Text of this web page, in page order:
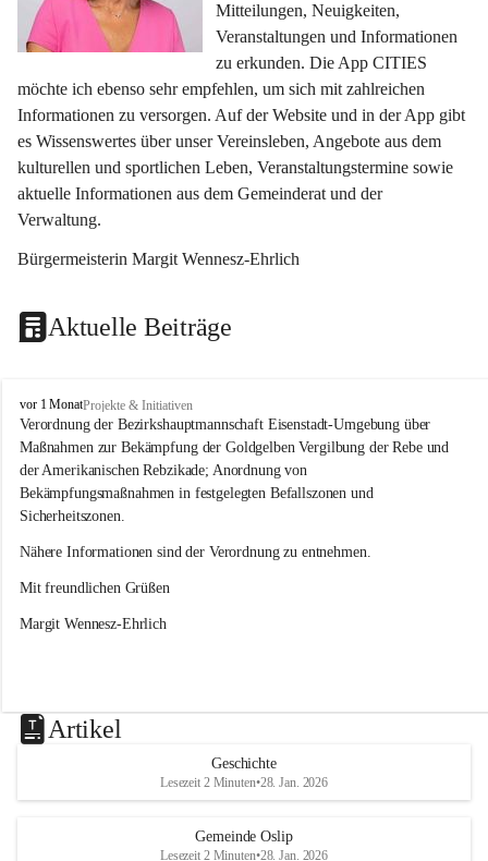
Mitteilungen, Neuigkeiten,
Veranstaltungen und Informationen
zu erkunden. Die App CITIES
möchte ich ebenso sehr empfehlen, um sich mit zahlreichen
Informationen zu versorgen. Auf der Website und in der App gibt
es Wissenswertes über unser Vereinsleben, Angebote aus dem
kulturellen und sportlichen Leben, Veranstaltungstermine sowie
aktuelle Informationen aus dem Gemeinderat und der
Verwaltung.
Bürgermeisterin Margit Wennesz-Ehrlich
Aktuelle Beiträge
O
s
l
i
p
vor 1 MonatProjekte & Initiativen
Verordnung der Bezirkshauptmannschaft Eisenstadt-Umgebung über
Maßnahmen zur Bekämpfung der Goldgelben Vergilbung der Rebe und
der Amerikanischen Rebzikade; Anordnung von
Bekämpfungsmaßnahmen in festgelegten Befallszonen und
Sicherheitszonen.
Nähere Informationen sind der Verordnung zu entnehmen.
Mit freundlichen Grüßen
Margit Wennesz-Ehrlich
Artikel
Geschichte
Lesezeit 2 Minuten•28. Jan. 2026
Gemeinde Oslip
Lesezeit 2 Minuten•28. Jan. 2026